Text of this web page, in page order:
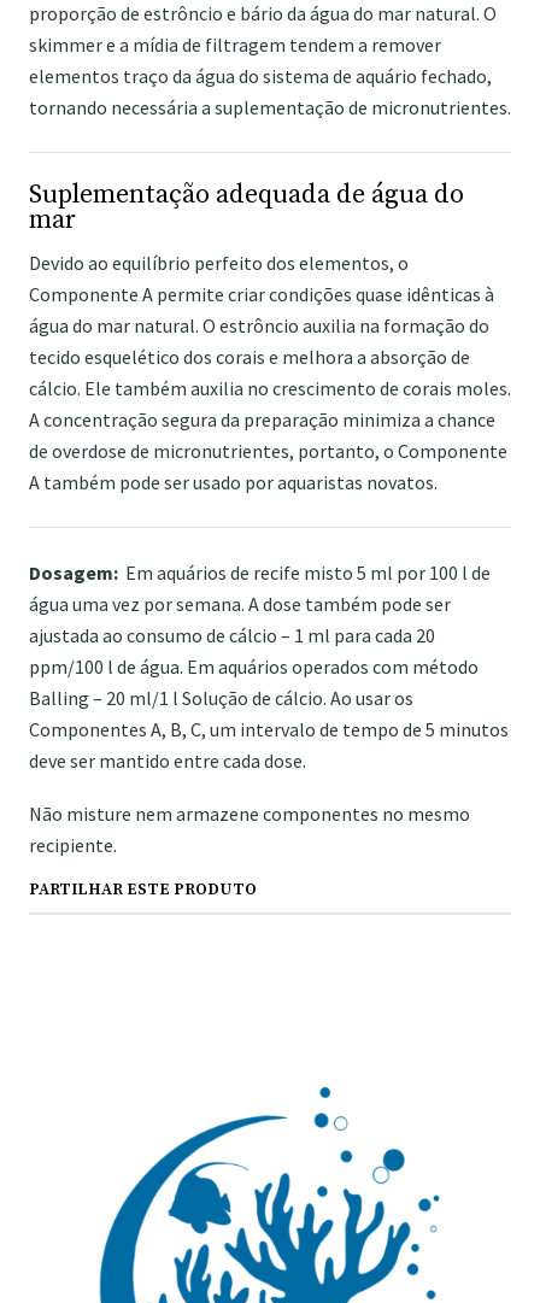
proporção de estrôncio e bário da água do mar natural. O
skimmer e a mídia de filtragem tendem a remover
elementos traço da água do sistema de aquário fechado,
tornando necessária a suplementação de micronutrientes.
Suplementação adequada de água do
mar
Devido ao equilíbrio perfeito dos elementos, o
Componente A permite criar condições quase idênticas à
água do mar natural. O estrôncio auxilia na formação do
tecido esquelético dos corais e melhora a absorção de
cálcio. Ele também auxilia no crescimento de corais moles.
A concentração segura da preparação minimiza a chance
de overdose de micronutrientes, portanto, o Componente
A também pode ser usado por aquaristas novatos.
Dosagem: Em aquários de recife misto 5 ml por 100 l de
água uma vez por semana. A dose também pode ser
ajustada ao consumo de cálcio – 1 ml para cada 20
ppm/100 l de água. Em aquários operados com método
Balling – 20 ml/1 l Solução de cálcio. Ao usar os
Componentes A, B, C, um intervalo de tempo de 5 minutos
deve ser mantido entre cada dose.
Não misture nem armazene componentes no mesmo
recipiente.
PARTILHAR ESTE PRODUTO